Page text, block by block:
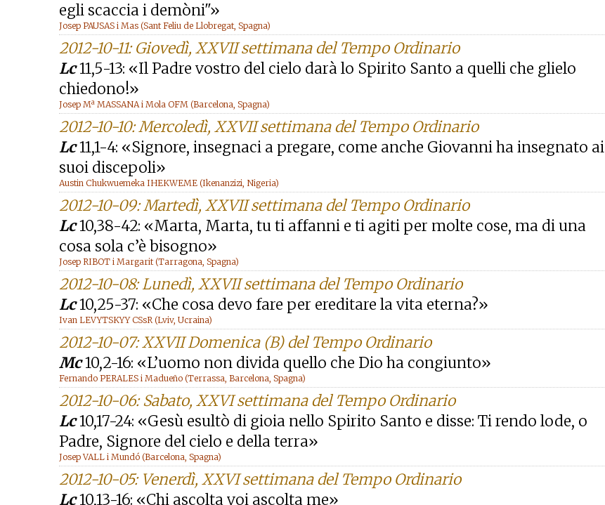
egli scaccia i demòni"»
Josep PAUSAS i Mas (Sant Feliu de Llobregat, Spagna)
2012-10-11: Giovedì, XXVII settimana del Tempo Ordinario
Lc11,5-13: «Il Padre vostro del cielo darà lo Spirito Santo a quelli che glielo
chiedono!»
Josep Mª MASSANA i Mola OFM (Barcelona, Spagna)
2012-10-10: Mercoledì, XXVII settimana del Tempo Ordinario
Lc11,1-4: «Signore, insegnaci a pregare, come anche Giovanni ha insegnato ai
suoi discepoli»
Austin Chukwuemeka IHEKWEME (Ikenanzizi, Nigeria)
2012-10-09: Martedì, XXVII settimana del Tempo Ordinario
Lc10,38-42: «Marta, Marta, tu ti affanni e ti agiti per molte cose, ma di una
cosa sola c’è bisogno»
Josep RIBOT i Margarit (Tarragona, Spagna)
2012-10-08: Lunedì, XXVII settimana del Tempo Ordinario
Lc10,25-37: «Che cosa devo fare per ereditare la vita eterna?»
Ivan LEVYTSKYY CSsR (Lviv, Ucraina)
2012-10-07: XXVII Domenica (B) del Tempo Ordinario
Mc10,2-16: «L’uomo non divida quello che Dio ha congiunto»
Fernando PERALES i Madueño (Terrassa, Barcelona, Spagna)
2012-10-06: Sabato, XXVI settimana del Tempo Ordinario
Lc10,17-24: «Gesù esultò di gioia nello Spirito Santo e disse: Ti rendo lode, o
Padre, Signore del cielo e della terra»
Josep VALL i Mundó (Barcelona, Spagna)
2012-10-05: Venerdì, XXVI settimana del Tempo Ordinario
Lc10,13-16: «Chi ascolta voi ascolta me»